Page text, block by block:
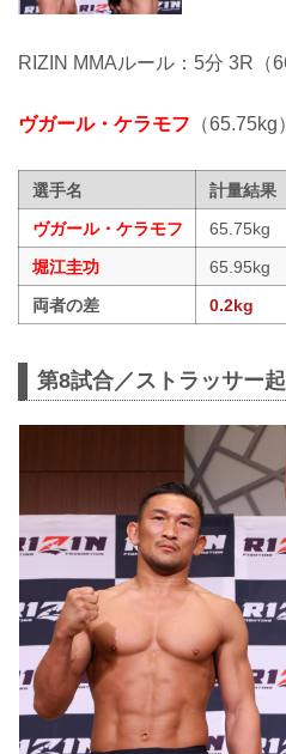
RIZIN MMAルール：5分 3R（
ヴガール・ケラモフ （65.75kg
選手名 計量結果
ヴガール・ケラモフ
65.75kg
堀江圭功
65.95kg
両者の差
0.2kg
第8試合／ストラッサー